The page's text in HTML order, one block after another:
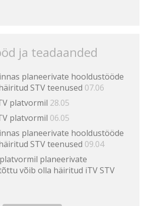
ja teadaanded
planeerivate hooldustööde
STV teenused 07.06
platvormil 28.05
platvormil 06.05
planeerivate hooldustööde
STV teenused 09.04
planeerivate
võib olla häiritud iTV STV